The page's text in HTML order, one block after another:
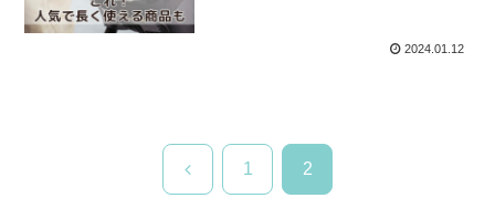
2024.01.12
前 1 2